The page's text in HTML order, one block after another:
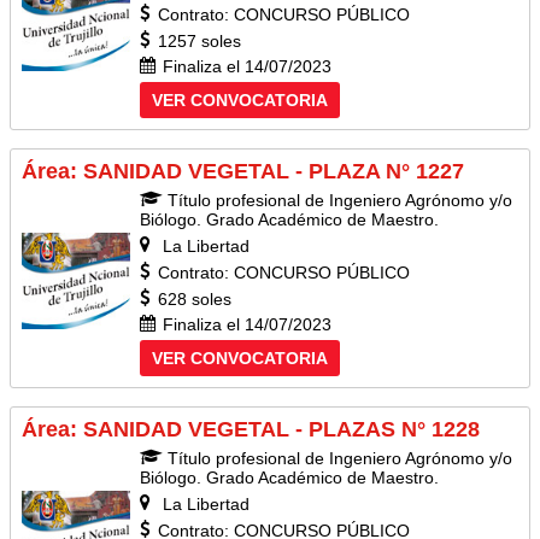
Contrato: CONCURSO PÚBLICO
1257 soles
Finaliza el 14/07/2023
VER CONVOCATORIA
Área: SANIDAD VEGETAL - PLAZA N° 1227
Título profesional de Ingeniero Agrónomo y/o
Biólogo. Grado Académico de Maestro.
La Libertad
Contrato: CONCURSO PÚBLICO
628 soles
Finaliza el 14/07/2023
VER CONVOCATORIA
Área: SANIDAD VEGETAL - PLAZAS N° 1228
Título profesional de Ingeniero Agrónomo y/o
Biólogo. Grado Académico de Maestro.
La Libertad
Contrato: CONCURSO PÚBLICO